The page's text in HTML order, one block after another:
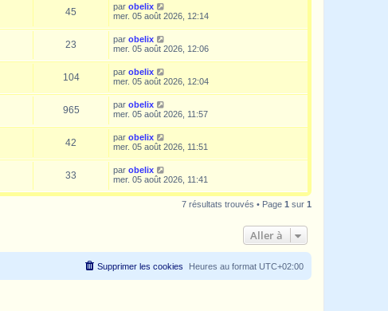
45 par obelix
mer. 05 août 2026, 12:14
23 par obelix
mer. 05 août 2026, 12:06
104 par obelix
mer. 05 août 2026, 12:04
965 par obelix
mer. 05 août 2026, 11:57
42 par obelix
mer. 05 août 2026, 11:51
33 par obelix
mer. 05 août 2026, 11:41
7 résultats trouvés • Page 1 sur 1
Aller à
Heures au format UTC+02:00
Supprimer les cookies